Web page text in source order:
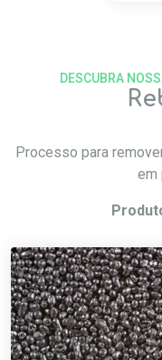
DESCUBRA
Processo para
em